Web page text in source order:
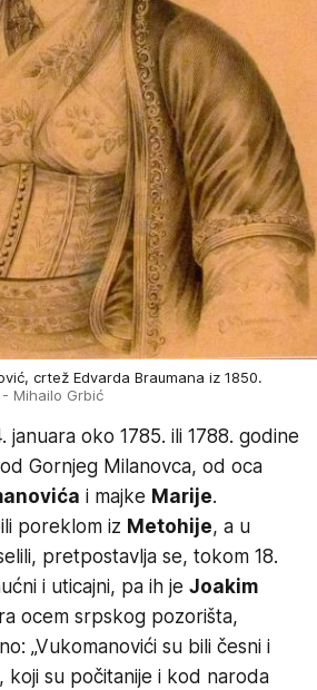
crtež Edvarda Braumana iz 1850.
Mihailo Grbić
januara oko 1785. ili 1788. godine
Gornjeg Milanovca, od oca
i majke Marije.
poreklom iz Metohije, a u
pretpostavlja se, tokom 18.
i uticajni, pa ih je Joakim
ocem srpskog pozorišta,
„Vukomanovići su bili česni i
koji su počitanije i kod naroda